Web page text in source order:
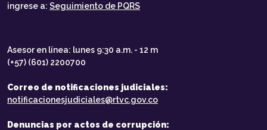
ingrese a: Seguimiento de PQRS
Asesor en línea: lunes 9:30 a.m. - 12 m
(+57) (601) 2200700
Correo de notificaciones judiciales:
notificacionesjudiciales@rtvc.gov.co
Denuncias por actos de corrupción: